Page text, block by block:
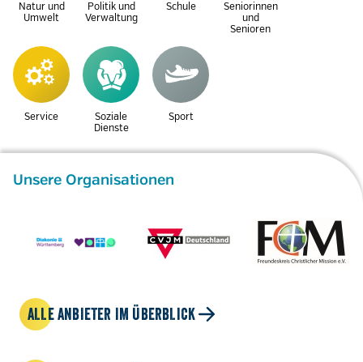
Natur und
Umwelt
Politik und
Verwaltung
Schule
Seniorinnen
und
Senioren
Service
Soziale
Dienste
Sport
Unsere Organisationen
ALLE ANBIETER IM ÜBERBLICK